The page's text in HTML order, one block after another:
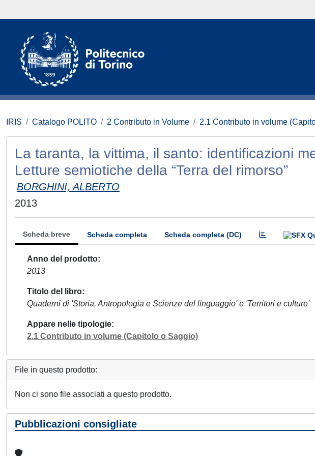
IRIS Catalogo POLITO 2 Contributo in Volume 2.1 Contributo in volume
La taranta, la vittima, il santo: identificazioni
Letture semiotiche della “Terra del rimorso”
BORGHINI, ALBERTO
2013
Scheda breve Scheda completa Scheda completa (DC)
Anno del prodotto
2013
Titolo del libro
Quaderni di 'Storia, Antropologia e Scienze del linguaggio' e 'Territori e culture'
Appare nelle tipologie
2.1 Contributo in volume (Capitolo o Saggio)
File in questo prodotto:
Non ci sono file associati a questo prodotto.
Pubblicazioni consigliate